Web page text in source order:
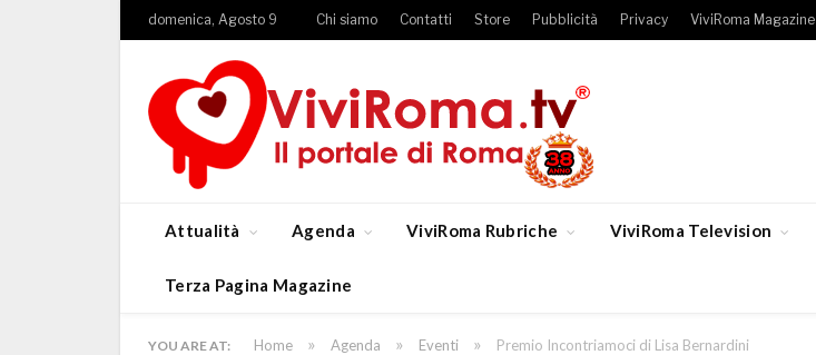
domenica, Agosto 9 Chi siamo Contatti Store Pubblicità Privacy ViviRoma Magazine
Attualità Agenda ViviRoma Rubriche ViviRoma Television
Terza Pagina Magazine
YOU ARE AT: Home » Agenda » Eventi » Premio Incontriamoci di Lisa Bernardini